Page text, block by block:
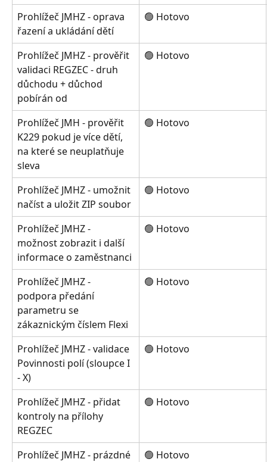
Prohlížeč JMHZ - oprava
řazení a ukládání dětí
🟢 Hotovo
Prohlížeč JMHZ - prověřit
validaci REGZEC - druh
důchodu + důchod
pobírán od
🟢 Hotovo
Prohlížeč JMH - prověřit
K229 pokud je více dětí,
na které se neuplatňuje
sleva
🟢 Hotovo
Prohlížeč JMHZ - umožnit
načíst a uložit ZIP soubor
🟢 Hotovo
Prohlížeč JMHZ -
možnost zobrazit i další
informace o zaměstnanci
🟢 Hotovo
Prohlížeč JMHZ -
podpora předání
parametru se
zákaznickým číslem Flexi
🟢 Hotovo
Prohlížeč JMHZ - validace
Povinnosti polí (sloupce I
- X)
🟢 Hotovo
Prohlížeč JMHZ - přidat
kontroly na přílohy
REGZEC
🟢 Hotovo
Prohlížeč JMHZ - prázdné
🟢 Hotovo